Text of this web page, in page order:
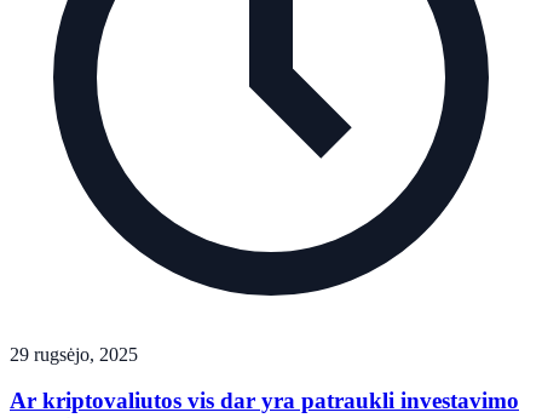
29 rugsėjo, 2025
Ar kriptovaliutos vis dar yra patraukli investavimo